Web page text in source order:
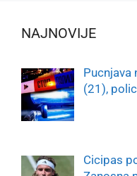
NAJNOVIJE
Pucnjava
(21),
Cicipas